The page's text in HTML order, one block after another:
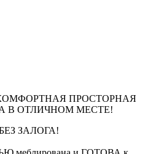
ПРОСТОРНАЯ
В ОТЛИЧНОМ МЕСТЕ!
БЕЗ ЗАЛОГА!